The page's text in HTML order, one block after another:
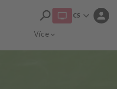
Více expand_more
search CS expand_more person